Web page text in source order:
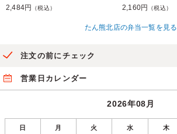
2,484円
（税込）
2,160円
（税込）
たん熊北店の弁当一覧を見る
注文の前にチェック
営業日カレンダー
2026年08月
日 月 火 水 木